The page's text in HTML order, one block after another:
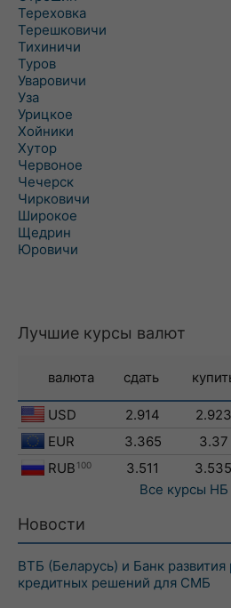
Тереховка
Терешковичи
Тихиничи
Туров
Уваровичи
Уза
Урицкое
Хойники
Хутор
Червоное
Чечерск
Чирковичи
Широкое
Щедрин
Юровичи
Лучшие курсы валют
валюта сдать
USD 2.914 2.923
EUR
3.365 3.37
RUB 100 3.511 3.535
Все курсы НБ
Новости
ВТБ (Беларусь) и Банк
кредитных решений для СМБ